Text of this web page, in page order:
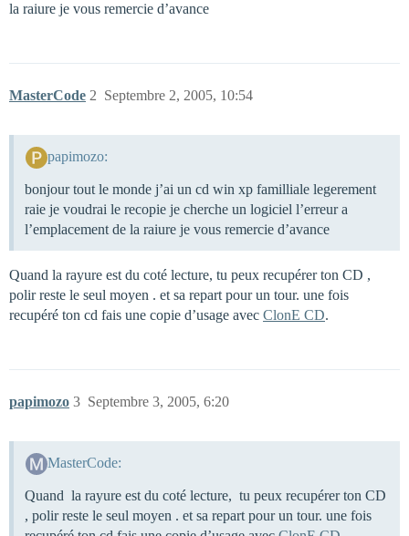
la raiure je vous remercie d’avance
MasterCode Septembre 2, 2005, 10:54
2
papimozo:
bonjour tout le monde j’ai un cd win xp familliale legerement
raie je voudrai le recopie je cherche un logiciel l’erreur a
l’emplacement de la raiure je vous remercie d’avance
Quand la rayure est du coté lecture, tu peux recupérer ton CD ,
polir reste le seul moyen . et sa repart pour un tour. une fois
recupéré ton cd fais une copie d’usage avec ClonE CD.
papimozo Septembre 3, 2005, 6:20
3
MasterCode:
Quand la rayure est du coté lecture, tu peux recupérer ton CD
, polir reste le seul moyen . et sa repart pour un tour. une fois